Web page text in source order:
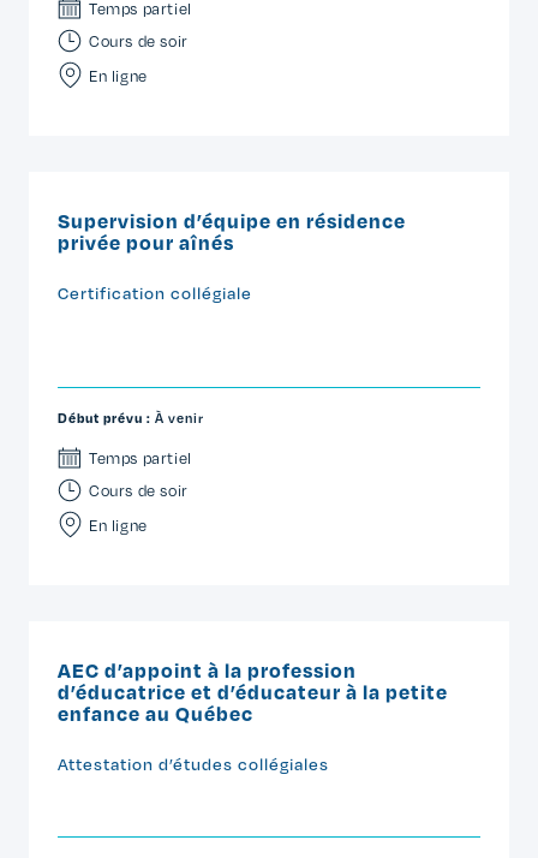
Temps partiel
Cours de soir
En ligne
Supervision d’équipe en résidence
privée pour aînés
Certification collégiale
Début prévu : À venir
Temps partiel
Cours de soir
En ligne
AEC d’appoint à la profession
d’éducatrice et d’éducateur à la petite
enfance au Québec
Attestation d’études collégiales